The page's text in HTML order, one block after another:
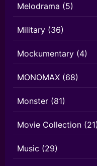
Melodrama (5)
Military (36)
Mockumentary (4)
MONOMAX (68)
Monster (81)
Movie Collection (21)
Music (29)